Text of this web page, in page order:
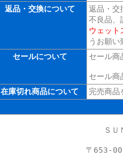
返品・交換について
返品・交
不良品、
ウェット
うお願
セールについて
セール商
セール商
在庫切れ商品について
完売商品
Ｓ
〒653-